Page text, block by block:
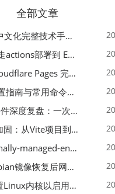
全部文章
KORG PA600中文化完整技术手册 - 从逆向到实现的全流程指南
Xget 无侵入不走actions部署到 EdgeOne Pages 指南
Xget 部署到 Cloudflare Pages 完整指南 - 无需修改源码的构建配置
Gemini CLI 配置指南与常用命令中文翻译 | API Key、MCP、代理设置
小红书“后门”事件深度复盘：一次沉默危机下的品牌、技术与流程三重考验
前端代码安全加固：从Vite项目到纯静态页面的深度混淆技术备忘
解决 Pip externally-managed-environment 错误：临时与永久绕过方案
解决腾讯云Debian镜像恢复后网络不通问题
如何编译和配置Linux内核以启用BBR2 | 内核编译教程